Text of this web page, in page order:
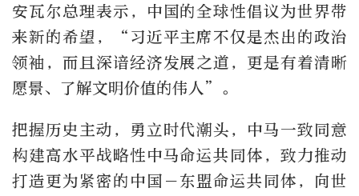
安瓦尔总理表示，中国的全球性倡议为世界带
来新的希望，“习近平主席不仅是杰出的政治
领袖，而且深谙经济发展之道，更是有着清晰
愿景、了解文明价值的伟人”。
把握历史主动，勇立时代潮头，中马一致同意
构建高水平战略性中马命运共同体，致力推动
打造更为紧密的中国－东盟命运共同体，向世